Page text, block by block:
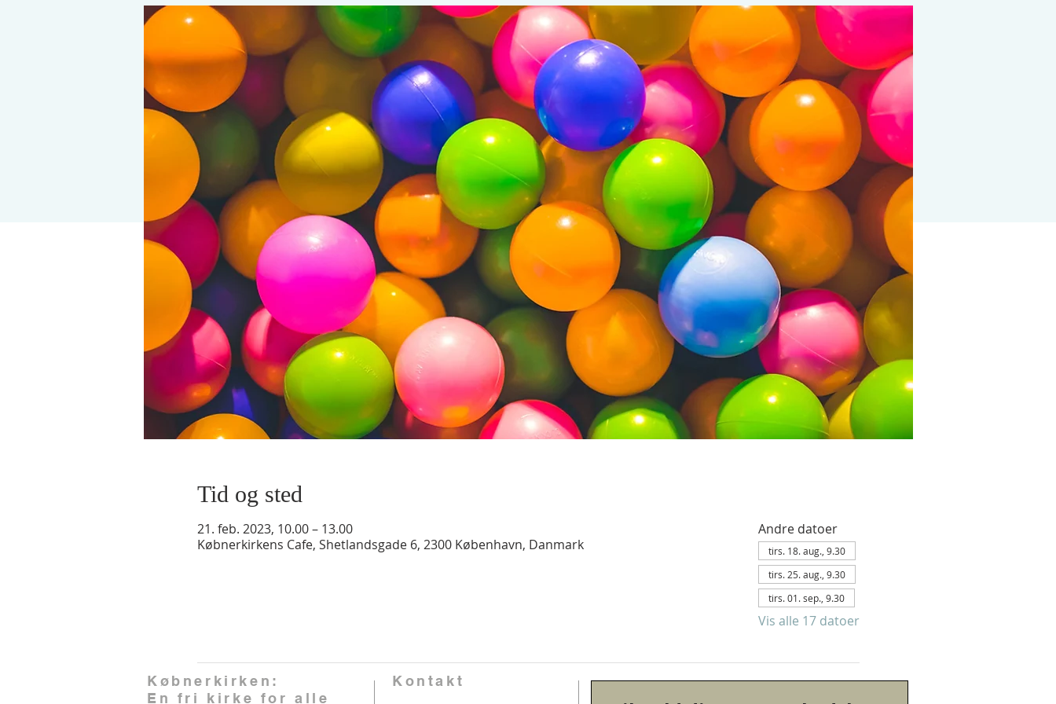
Tid og sted
21. feb. 2023, 10.00 – 13.00
Købnerkirkens Cafe, Shetlandsgade 6, 2300 København, Danmark
Andre datoer
tirs. 18. aug., 9.30
tirs. 25. aug., 9.30
tirs. 01. sep., 9.30
Vis alle 17 datoer
Købnerkirken:
En fri kirke for alle
Kontakt